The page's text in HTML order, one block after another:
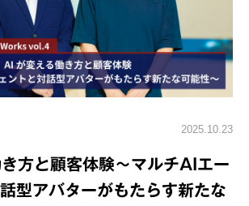
2025.10.23
方と顧客体験～マルチAIエー
型アバターがもたらす新たな